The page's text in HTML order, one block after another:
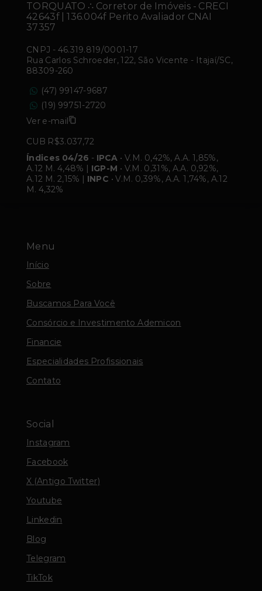
Menu
Início
Sobre
Buscamos Para Você
Consórcio e Investimento Ademicon
Financie
Especialidades Profissionais
Contato
Social
Instagram
Facebook
X (Antigo Twitter)
Youtube
Linkedin
Blog
Telegram
TikTok
TORQUATO ∴ Corretor de Imóveis - CRECI
42643f | 136.004f Perito Avaliador CNAI
37357
CNPJ - 46.319.819/0001-17
Rua Carlos Schroeder, 122, São Vicente - Itajaí/SC,
88309-260
(47) 99147-9687
(19) 99751-2720
Ver e-mail
CUB R$3.037,72
Índices 04/26 - IPCA • V.M. 0,42%, A.A. 1,85%,
A.12 M. 4,48% | IGP-M • V.M. 0,31%, A.A. 0,92%,
A.12 M. 2,15% | INPC • V.M. 0,39%, A.A. 1,74%, A.12
M. 4,32%